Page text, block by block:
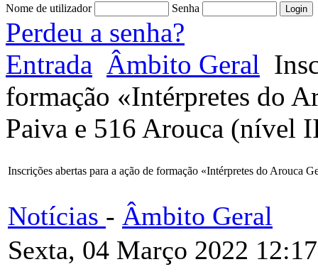
Nome de utilizador Senha
Perdeu a senha?
Entrada Âmbito Geral
formação «Intérpretes do
Paiva e 516 Arouca (nível
Inscrições abertas para a ação de formação «Intérpretes do Arouca
Notícias - Âmbito Geral
Sexta, 04 Março 2022 12:17